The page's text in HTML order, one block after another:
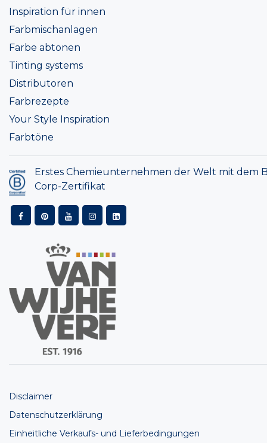
Inspiration für innen
Farbmischanlagen
Farbe abtonen
Tinting systems
Distributoren
Farbrezepte
Your Style Inspiration
Farbtöne
Erstes Chemieunternehmen der Welt mit dem
Corp-Zertifikat
Disclaimer
Datenschutzerklärung
Einheitliche Verkaufs- und Lieferbedingungen